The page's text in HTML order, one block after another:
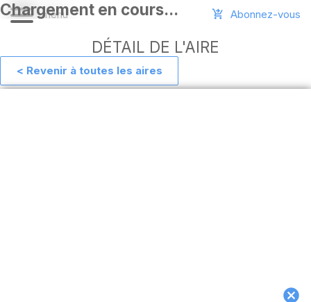
Aide
Abonnez-vous
DÉTAIL DE L'AIRE
< Revenir à toutes les aires